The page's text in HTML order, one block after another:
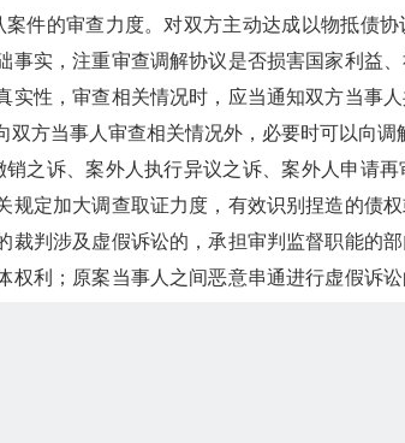
案件的审查力度。对双方主动达成以物抵债
事实，注重审查调解协议是否损害国家利益
实性，审查相关情况时，应当通知双方当事
双方当事人审查相关情况外，必要时可以向调
销之诉、案外人执行异议之诉、案外人申请
规定加大调查取证力度，有效识别捏造的债
裁判涉及虚假诉讼的，承担审判监督职能的
权利；原案当事人之间恶意串通进行虚假诉